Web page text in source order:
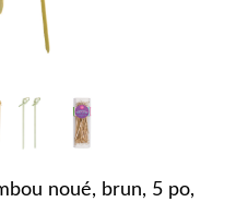
noué, brun, 5 po,